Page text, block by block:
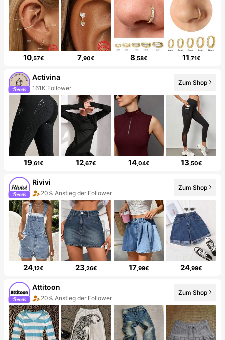
10,57€ 7,90€ 8,58€ 11,71€
Activina
161K Follower
Zum Shop
19,61€ 12,67€ 14,04€ 13,50€
Rivivi
20% Anstieg der Follower
Zum Shop
24,12€ 23,26€ 17,99€ 24,99€
Attitoon
20% Anstieg der Follower
Zum Shop